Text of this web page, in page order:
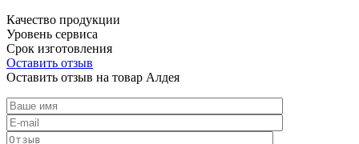
Качество продукции
Уровень сервиса
Срок изготовления
Оставить отзыв
Оставить отзыв на товар Алдея